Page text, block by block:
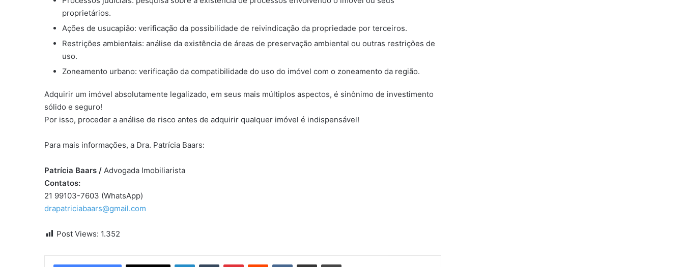
proprietários.
Ações de usucapião: verificação da possibilidade de reivindicação da propriedade por terceiros.
Restrições ambientais: análise da existência de áreas de preservação ambiental ou outras restrições de
uso.
Zoneamento urbano: verificação da compatibilidade do uso do imóvel com o zoneamento da região.
Adquirir um imóvel absolutamente legalizado, em seus mais múltiplos aspectos, é sinônimo de investimento
sólido e seguro!
Por isso, proceder a análise de risco antes de adquirir qualquer imóvel é indispensável!
Para mais informações, a Dra. Patrícia Baars:
Patrícia Baars / Advogada Imobiliarista
Contatos:
21 99103-7603 (WhatsApp)
drapatriciabaars@gmail.com
Post Views: 1.352